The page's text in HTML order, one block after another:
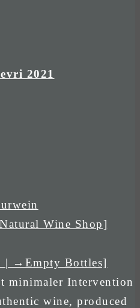
2021
Wine Shop]
| →Empty Bottles]
minimaler Intervention
wine, produced